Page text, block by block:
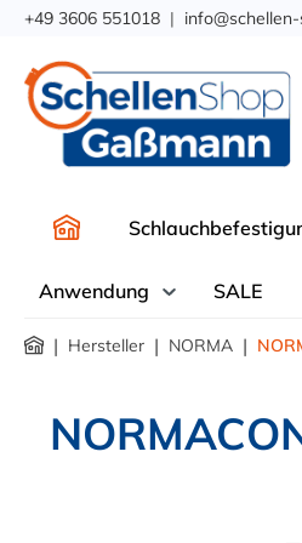
Zur Hauptnavigation
+49 3606 551018 |
Anwendung SALE
| Hersteller | NORMA |